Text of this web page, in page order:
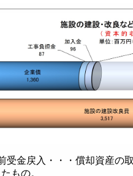
金戻入・・・償却資産の取
もの。